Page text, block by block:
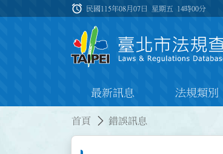
:::
alarm 民國115年08月07日 星期五 14時00分
最新訊息 法規類別
首頁 錯誤訊息